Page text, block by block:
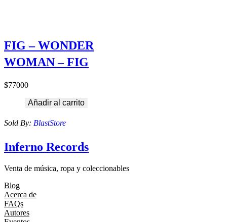
FIG – WONDER
WOMAN – FIG
$77000
Añadir al carrito
Sold By: BlastStore
Inferno Records
Venta de música, ropa y coleccionables
Blog
Acerca de
FAQs
Autores